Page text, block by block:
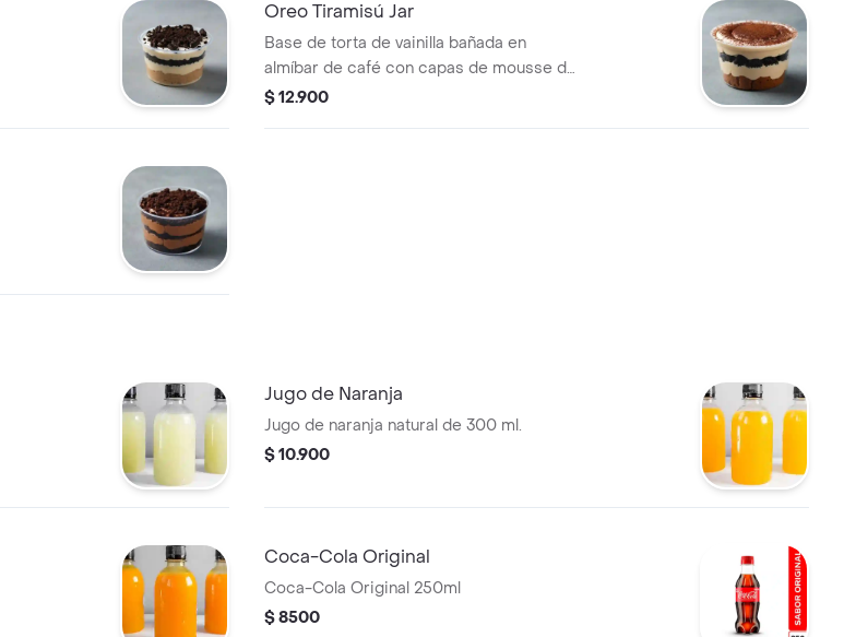
Oreo Tiramisú Jar
Base de torta de vainilla bañada en
almíbar de café con capas de mousse de
tiramisú y Oreo.
$ 12.900
Jugo de Naranja
Jugo de naranja natural de 300 ml.
$ 10.900
Coca-Cola Original
Coca-Cola Original 250ml
$ 8500